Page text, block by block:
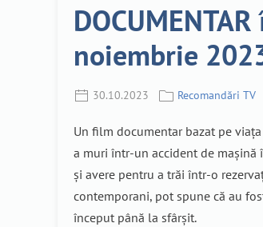
noiembrie
30.10.2023 Recomandări TV
Un film documentar bazat pe
a muri într-un accident de mașină
și avere pentru a trăi într-o
contemporani, pot spune că au
început până la sfârșit.